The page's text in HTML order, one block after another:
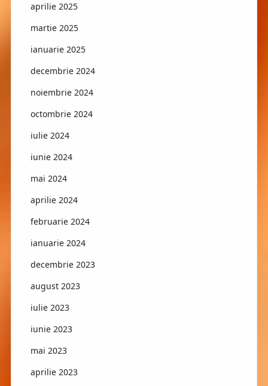
aprilie 2025
martie 2025
ianuarie 2025
decembrie 2024
noiembrie 2024
octombrie 2024
iulie 2024
iunie 2024
mai 2024
aprilie 2024
februarie 2024
ianuarie 2024
decembrie 2023
august 2023
iulie 2023
iunie 2023
mai 2023
aprilie 2023